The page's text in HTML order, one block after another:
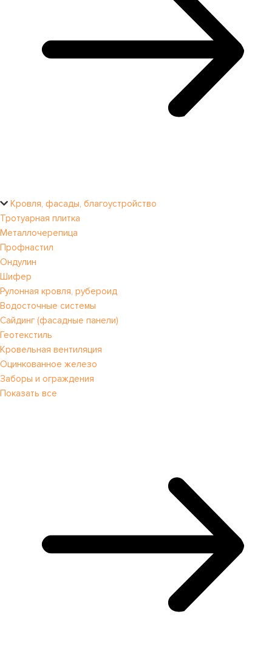
Кровля, фасады, благоустройство
Тротуарная плитка
Металлочерепица
Профнастил
Ондулин
Шифер
Рулонная кровля, рубероид
Водосточные системы
Сайдинг (фасадные панели)
Геотекстиль
Кровельная вентиляция
Оцинкованное железо
Заборы и ограждения
Показать все